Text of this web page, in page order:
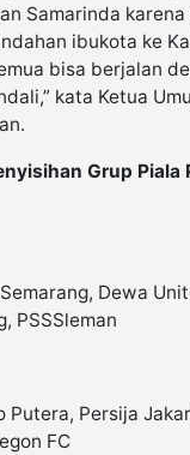
Samarinda karena
ibukota ke
bisa berjalan
kata Ketua
Grup Piala
Dewa
PSSSleman
Putera, Persija
FC